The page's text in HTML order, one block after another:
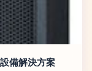
備解決方案